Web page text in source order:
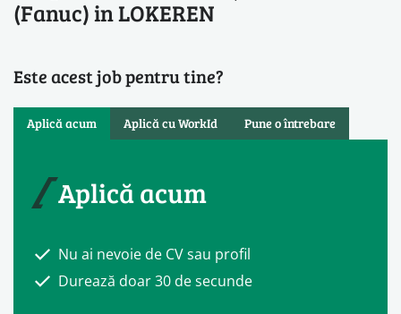
(Fanuc) in LOKEREN
Este acest job pentru tine?
Aplică acum Aplică cu WorkId Pune o întrebare
Aplică acum
Nu ai nevoie de CV sau profil
Durează doar 30 de secunde